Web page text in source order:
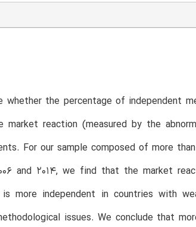
whether the percentage of independent
market reaction (measured by the
For our sample composed of more
and 2014, we find that the market
more independent in countries with
issues. We conclude that